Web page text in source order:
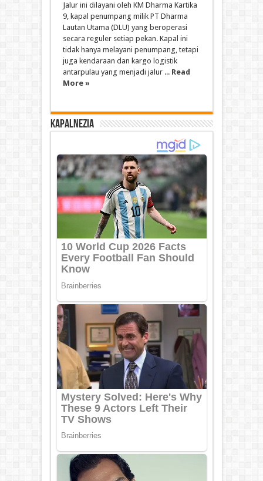
Jalur ini dilayani oleh KM Dharma Kartika
9, kapal penumpang milik PT Dharma
Lautan Utama (DLU) yang beroperasi
secara reguler setiap pekan. Kapal ini
tidak hanya melayani penumpang, tetapi
juga kendaraan dan kargo logistik
antarpulau yang menjadi jalur ... Read
More »
Kapalnezia